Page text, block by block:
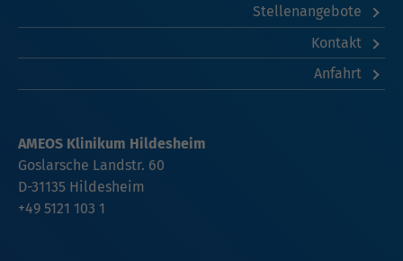
Stellenangebote
Kontakt
Anfahrt
AMEOS Klinikum Hildesheim
Goslarsche Landstr. 60
D-31135 Hildesheim
+49 5121 103 1